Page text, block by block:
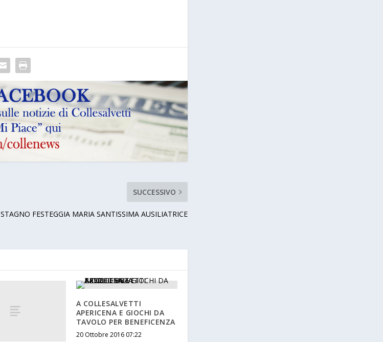
SUCCESSIVO
STAGNO FESTEGGIA MARIA SANTISSIMA AUSILIATRICE
A COLLESALVETTI
APERICENA E GIOCHI DA
TAVOLO PER BENEFICENZA
20 Ottobre 2016 07:22